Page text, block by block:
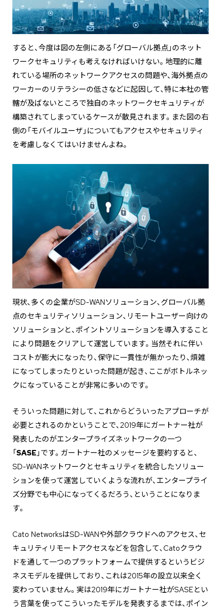
すると、今度は図の左側にある「グローバル拠点」のネット
ワークセキュリティも考えなければいけない。地理的に離
れている場所のネットワークアクセスの問題や、海外拠点の
ワーカーのリテラシーの低さなどに起因して、特に本社の管
轄が及ばないところで独自のネットワークセキュリティが
構築されてしまっているケースが散見されます。また図の右
側の「モバイルユーザ」についてもアクセスやセキュリティ
を考慮しなくてはいけませんよね。
現状、多くの企業がSD-WANソリューション、グローバル拠
点のセキュリティソリューション、リモートユーザー向けの
ソリューションと、ポイントソリューションを導入すること
により問題をクリアして運営しています。当然それに伴い
コストが膨大になったり、保守に一貫性が無かったり、煩雑
になってしまったりといった問題が起き、ここがボトルネッ
クになっていることが非常に多いのです。
そういった問題に対して、これからどういったアプローチが
必要とされるのかということで、2019年にガートナー社が
発表したのがエンタープライズネットワークの一つ
「SASE」です。ガートナー社のメッセージを要約すると、
SD-WANネットワークとセキュリティを統合したソリュー
ションを使って運営していくような流れが、エンタープライ
ズ分野でも中心になってくるだろう、ということになりま
す。
Cato NetworksはSD-WANや外部クラウドへのアクセス、セ
キュリティリモートアクセスなどを包含して、Catoクラウ
ドを通して一つのプラットフォームで提供するというビジ
ネスモデルを提供しており、これは2015年の設立以来全く
変わっていません。実は2019年にガートナー社がSASEとい
う言葉を使ってこういったモデルを発表するまでは、ポイン